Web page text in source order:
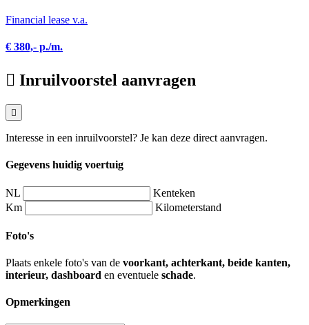
Financial lease v.a.
€ 380,- p./m.
Inruilvoorstel aanvragen
Interesse in een inruilvoorstel? Je kan deze direct aanvragen.
Gegevens huidig voertuig
NL
Kenteken
Km
Kilometerstand
Foto's
Plaats enkele foto's van de voorkant, achterkant, beide kanten,
interieur, dashboard en eventuele schade.
Opmerkingen